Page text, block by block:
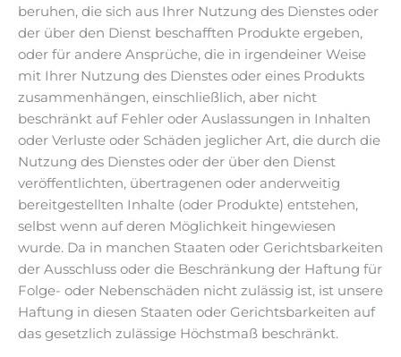
beruhen, die sich aus Ihrer Nutzung des Dienstes oder
der über den Dienst beschafften Produkte ergeben,
oder für andere Ansprüche, die in irgendeiner Weise
mit Ihrer Nutzung des Dienstes oder eines Produkts
zusammenhängen, einschließlich, aber nicht
beschränkt auf Fehler oder Auslassungen in Inhalten
oder Verluste oder Schäden jeglicher Art, die durch die
Nutzung des Dienstes oder der über den Dienst
veröffentlichten, übertragenen oder anderweitig
bereitgestellten Inhalte (oder Produkte) entstehen,
selbst wenn auf deren Möglichkeit hingewiesen
wurde. Da in manchen Staaten oder Gerichtsbarkeiten
der Ausschluss oder die Beschränkung der Haftung für
Folge- oder Nebenschäden nicht zulässig ist, ist unsere
Haftung in diesen Staaten oder Gerichtsbarkeiten auf
das gesetzlich zulässige Höchstmaß beschränkt.